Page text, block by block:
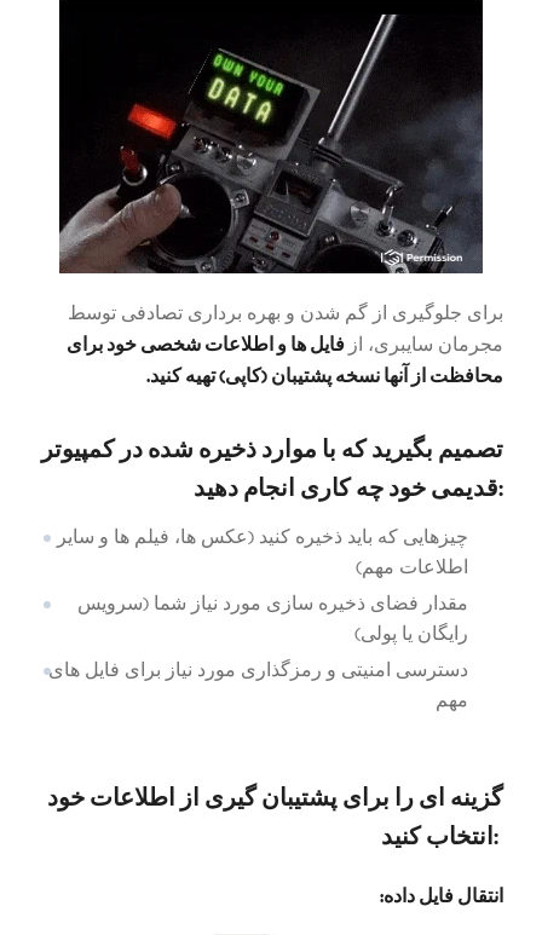
برای جلوگیری از گم شدن و بهره برداری تصادفی توسط
مجرمان سایبری، از فایل ها و اطلاعات شخصی خود برای
محافظت از آنها نسخه پشتیبان (کاپی) تهیه کنید.
تصمیم بگیرید که با موارد ذخیره شده در کمپیوتر
قدیمی خود چه کاری انجام دهید:
چیزهایی که باید ذخیره کنید (عکس ها، فیلم ها و سایر
اطلاعات مهم)
مقدار فضای ذخیره سازی مورد نیاز شما (سرویس
رایگان یا پولی)
دسترسی امنیتی و رمزگذاری مورد نیاز برای فایل های
مهم
گزینه ای را برای پشتیبان گیری از اطلاعات خود
انتخاب کنید :
انتقال فایل داده: